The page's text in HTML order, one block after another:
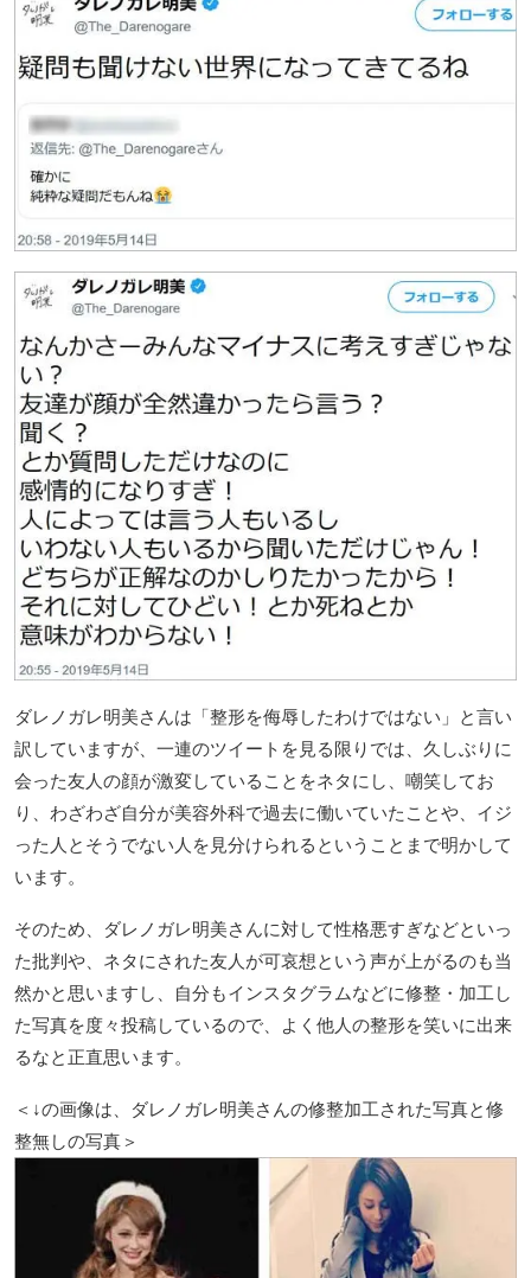
ダレノガレ明美さんは「整形を侮辱したわけではない」と言い
訳していますが、一連のツイートを見る限りでは、久しぶりに
会った友人の顔が激変していることをネタにし、嘲笑してお
り、わざわざ自分が美容外科で過去に働いていたことや、イジ
った人とそうでない人を見分けられるということまで明かして
います。
そのため、ダレノガレ明美さんに対して性格悪すぎなどといっ
た批判や、ネタにされた友人が可哀想という声が上がるのも当
然かと思いますし、自分もインスタグラムなどに修整・加工し
た写真を度々投稿しているので、よく他人の整形を笑いに出来
るなと正直思います。
＜↓の画像は、ダレノガレ明美さんの修整加工された写真と修
整無しの写真＞